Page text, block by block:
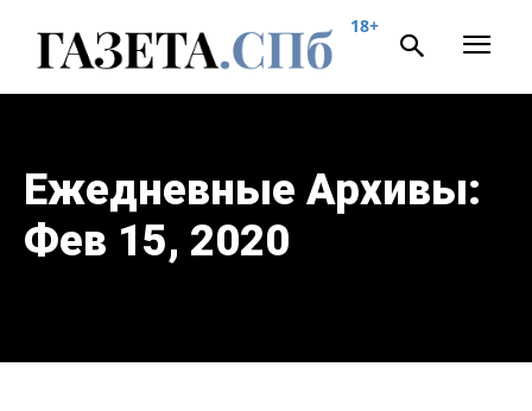
18+
Ежедневные Архивы:
Фев 15, 2020